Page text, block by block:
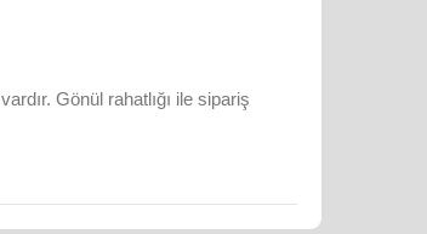
Gönül rahatlığı ile sipariş